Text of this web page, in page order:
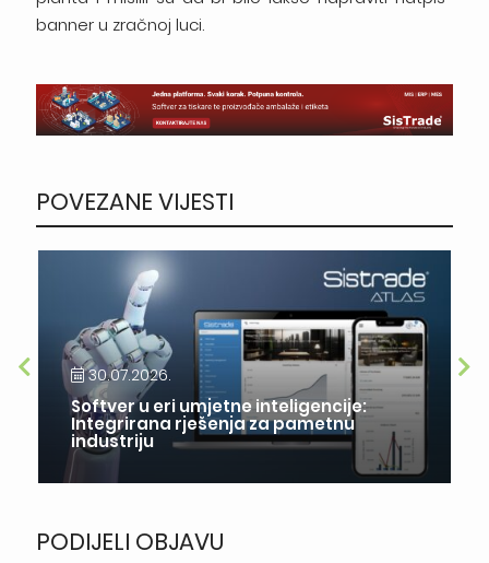
banner u zračnoj luci.
POVEZANE VIJESTI
30.07.2026.
Softver u eri umjetne inteligencije:
Integrirana rješenja za pametnu
industriju
PODIJELI OBJAVU